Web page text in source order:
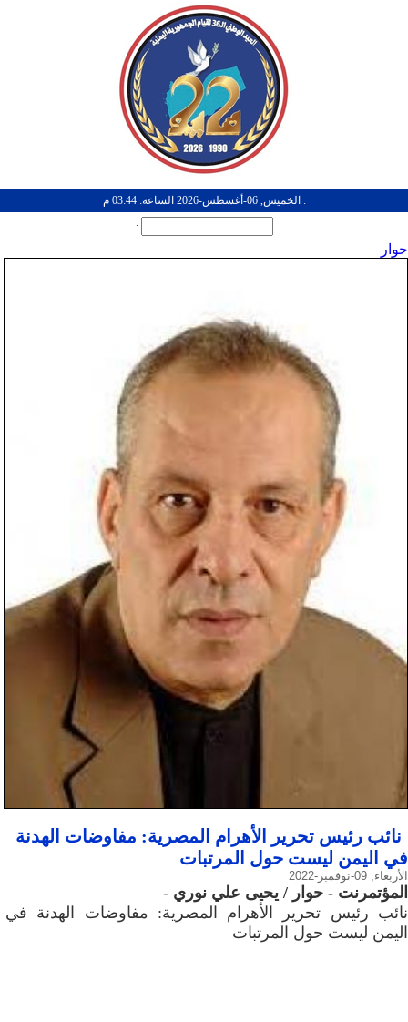
: الخميس, 06-أغسطس-2026 الساعة: 03:44 م
:
حوار
نائب رئيس تحرير الأهرام المصرية: مفاوضات الهدنة
في اليمن ليست حول المرتبات
الأربعاء, 09-نوفمبر-2022
المؤتمرنت - حوار / يحيى علي نوري -
نائب رئيس تحرير الأهرام المصرية: مفاوضات الهدنة في
اليمن ليست حول المرتبات